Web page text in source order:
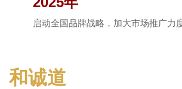
启动全国品牌战略，加大市场推广力
和诚道